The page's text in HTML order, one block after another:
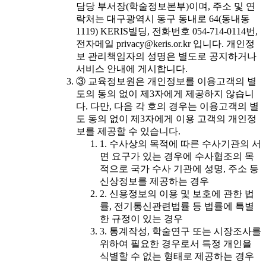
담당 부서장(학술정보본부)이며, 주소 및 연
락처는 대구광역시 동구 동내로 64(동내동
1119) KERIS빌딩, 전화번호 054-714-0114번,
전자메일 privacy@keris.or.kr 입니다. 개인정
보 관리책임자의 성명은 별도로 공지하거나
서비스 안내에 게시합니다.
③ 교육정보원은 개인정보를 이용고객의 별
도의 동의 없이 제3자에게 제공하지 않습니
다. 다만, 다음 각 호의 경우는 이용고객의 별
도 동의 없이 제3자에게 이용 고객의 개인정
보를 제공할 수 있습니다.
1. 수사상의 목적에 따른 수사기관의 서
면 요구가 있는 경우에 수사협조의 목
적으로 국가 수사 기관에 성명, 주소 등
신상정보를 제공하는 경우
2. 신용정보의 이용 및 보호에 관한 법
률, 전기통신관련법률 등 법률에 특별
한 규정이 있는 경우
3. 통계작성, 학술연구 또는 시장조사를
위하여 필요한 경우로서 특정 개인을
식별할 수 없는 형태로 제공하는 경우